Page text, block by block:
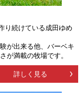
り続けている成田ゆめ
が出来る他、バーベキ
が満載の牧場です。
詳しく見る